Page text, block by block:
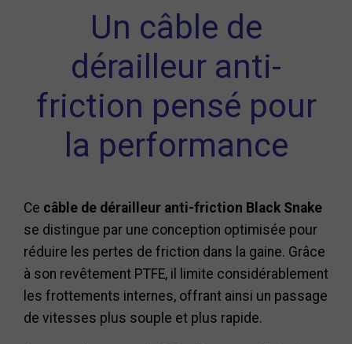
Un câble de
dérailleur anti-
friction pensé pour
la performance
Ce câble de dérailleur anti-friction Black Snake
se distingue par une conception optimisée pour
réduire les pertes de friction dans la gaine. Grâce
à son revêtement PTFE, il limite considérablement
les frottements internes, offrant ainsi un passage
de vitesses plus souple et plus rapide.